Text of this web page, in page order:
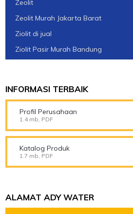
Zeolit
Zeolit Murah Jakarta Barat
Ziolit di jual
Ziolit Pasir Murah Bandung
INFORMASI TERBAIK
Profil Perusahaan
1.4 mb, PDF
Katalog Produk
1.7 mb, PDF
ALAMAT ADY WATER